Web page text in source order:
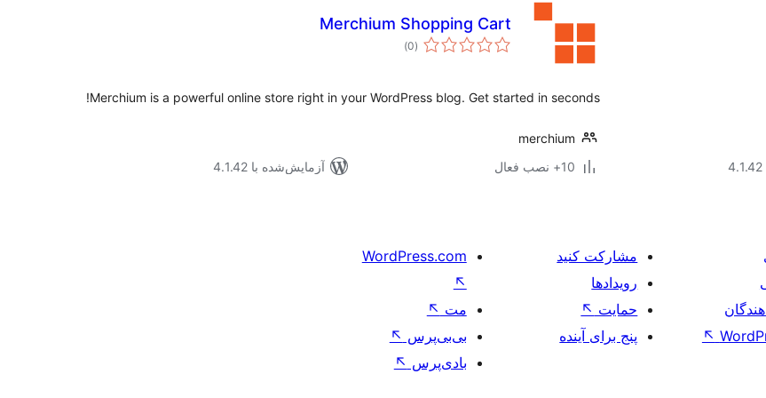
Merchium Shopping Cart
(0 مجموع
امتیازها
)
Merchium is a powerful online store right in your WordPress blog. Get started in seconds!
merchium
10+ نصب فعال
آزمایش‌شده با 4.1.42
↖
مشارکت کنید
رویدادها
حمایت ↖
پنج برای آینده
WordPress.com
↖
مت ↖
بی‌بی‌پرس ↖
بادی‌پرس ↖